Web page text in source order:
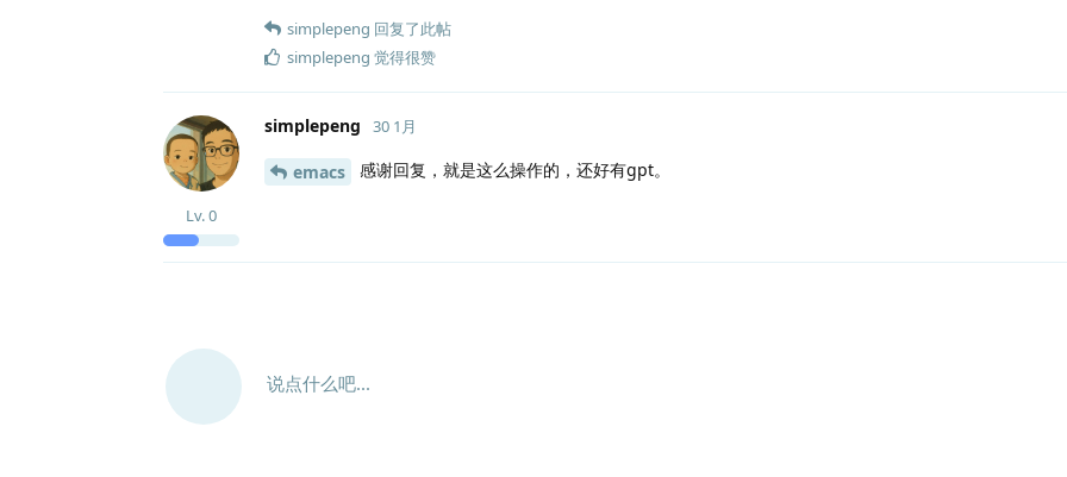
simplepeng 回复了此帖
simplepeng 觉得很赞
simplepeng
Lv.0
30 1月
emacs 感谢回复，就是这么操作的，还好有gpt。
说点什么吧...